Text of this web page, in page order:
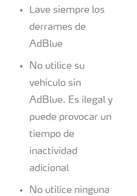
Lave siempre los
derrames de
AdBlue
No utilice su
vehículo sin
AdBlue. Es ilegal y
puede provocar un
tiempo de
inactividad
adicional
No utilice ninguna